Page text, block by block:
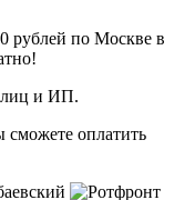
рублей по Москве в
лиц и ИП.
оплатить